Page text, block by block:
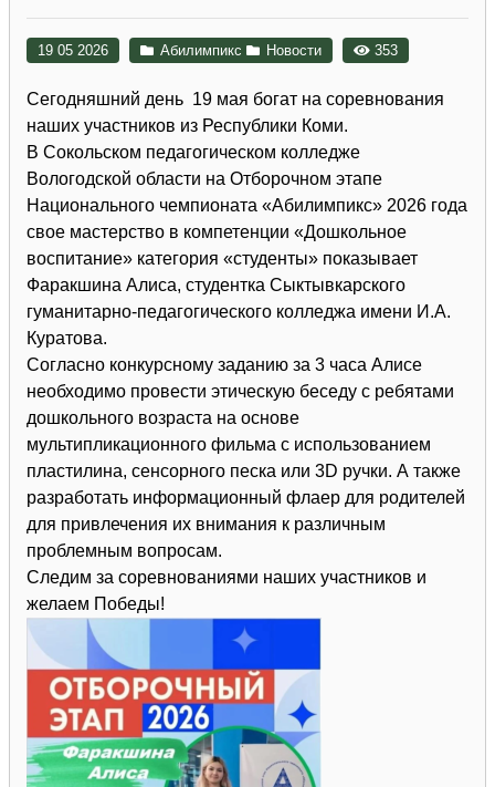
19 05 2026 Абилимпикс Новости 353
Сегодняшний день 19 мая богат на соревнования
наших участников из Республики Коми.
В Сокольском педагогическом колледже
Вологодской области на Отборочном этапе
Национального чемпионата «Абилимпикс» 2026 года
свое мастерство в компетенции «Дошкольное
воспитание» категория «студенты» показывает
Фаракшина Алиса, студентка Сыктывкарского
гуманитарно-педагогического колледжа имени И.А.
Куратова.
Согласно конкурсному заданию за 3 часа Алисе
необходимо провести этическую беседу с ребятами
дошкольного возраста на основе
мультипликационного фильма с использованием
пластилина, сенсорного песка или 3D ручки. А также
разработать информационный флаер для родителей
для привлечения их внимания к различным
проблемным вопросам.
Следим за соревнованиями наших участников и
желаем Победы!